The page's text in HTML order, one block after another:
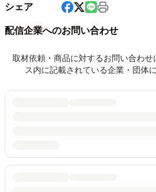
シェア
配信企業へのお問い合わせ
取材依頼・商品に対するお問い合わ
ス内に記載されている企業・団体